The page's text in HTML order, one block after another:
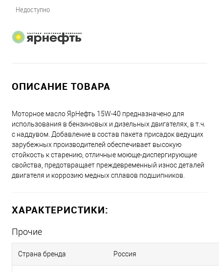
Недоступно
ОПИСАНИЕ ТОВАРА
Моторное масло ЯрНефть 15W-40 предназначено для
использования в бензиновых и дизельных двигателях, в т.ч.
с наддувом. Добавление в состав пакета присадок ведущих
зарубежных производителей обеспечивает высокую
стойкость к старению, отличные моюще-диспергирующие
свойства, предотвращает преждевременный износ деталей
двигателя и коррозию медных сплавов подшипников.
ХАРАКТЕРИСТИКИ:
Прочие
Страна бренда Россия